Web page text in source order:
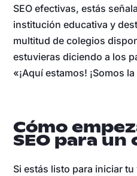
SEO efectivas, estás
institución educativa y
multitud de colegios
estuvieras diciendo a los
«¡Aquí estamos! ¡Somos
Cómo
SEO para un
Si estás listo para iniciar tu